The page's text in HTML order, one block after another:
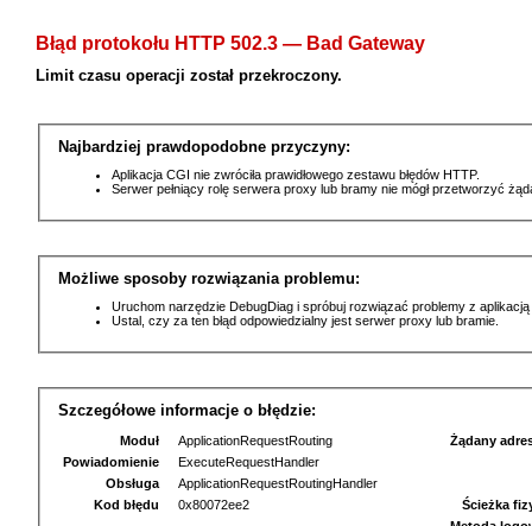
Błąd protokołu HTTP 502.3 — Bad Gateway
Limit czasu operacji został przekroczony.
Najbardziej prawdopodobne przyczyny:
Aplikacja CGI nie zwróciła prawidłowego zestawu błędów HTTP.
Serwer pełniący rolę serwera proxy lub bramy nie mógł przetworzyć
Możliwe sposoby rozwiązania problemu:
Uruchom narzędzie DebugDiag i spróbuj rozwiązać problemy z
Ustal, czy za ten błąd odpowiedzialny jest serwer proxy lub bramie.
Szczegółowe informacje o błędzie:
Moduł
ApplicationRequestRouting
Powiadomienie
ExecuteRequestHandler
Obsługa
ApplicationRequestRoutingHandler
Kod błędu
0x80072ee2
Żądany
Ścieżka